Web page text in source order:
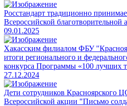
Росстандарт традиционно
Всероссийской
09.01.2025
Хакасским филиалом ФБУ
итоги регионального и
конкурса Программы «100 лучших
27.12.2024
Дети сотрудников Красноярского
Всероссийской акции "Письмо